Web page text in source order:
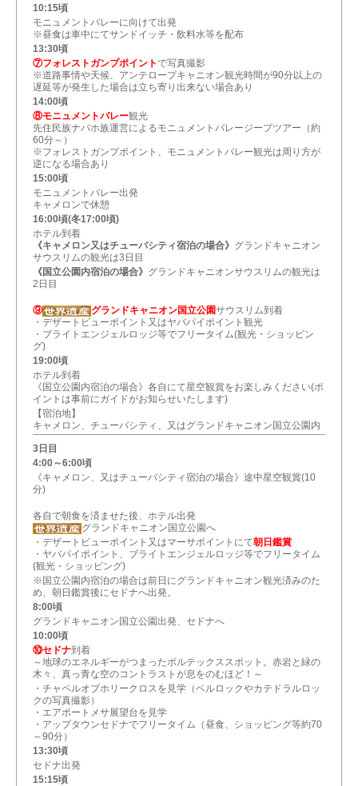
10:15頃
モニュメントバレーに向けて出発
※昼食は車中にてサンドイッチ・飲料水等を配布
13:30頃
⑦フォレストガンプポイントで写真撮影
※道路事情や天候、アンテロープキャニオン観光時間が90分以上の
遅延等が発生した場合は立ち寄り出来ない場合あり
14:00頃
⑧モニュメントバレー観光
先住民族ナバホ族運営によるモニュメントバレージープツアー（約
60分～）
※フォレストガンプポイント、モニュメントバレー観光は周り方が
逆になる場合あり
15:00頃
モニュメントバレー出発
キャメロンで休憩
16:00頃(冬17:00頃)
ホテル到着
《キャメロン又はチューバシティ宿泊の場合》 グランドキャニオン
サウスリムの観光は3日目
《国立公園内宿泊の場合》 グランドキャニオンサウスリムの観光は
2日目
⑨ グランドキャニオン国立公園サウスリム到着
・デザートビューポイント又はヤバパイポイント観光
・ブライトエンジェルロッジ等でフリータイム(観光・ショッピン
グ)
19:00頃
ホテル到着
《国立公園内宿泊の場合》各自にて星空観賞をお楽しみください(ポ
イントは事前にガイドがお知らせいたします)
【宿泊地】
キャメロン、チューバシティ、又はグランドキャニオン国立公園内
3日目
4:00～6:00頃
《キャメロン、又はチューバシティ宿泊の場合》途中星空観賞(10
分)
各自で朝食を済ませた後、ホテル出発
グランドキャニオン国立公園へ
・デザートビューポイント又はマーサポイントにて朝日鑑賞
・ヤバパイポイント、ブライトエンジェルロッジ等でフリータイム
(観光・ショッピング)
※国立公園内宿泊の場合は前日にグランドキャニオン観光済みのた
め、朝日鑑賞後にセドナへ出発。
8:00頃
グランドキャニオン国立公園出発、セドナへ
10:00頃
⑩セドナ到着
～地球のエネルギーがつまったボルテックススポット。赤岩と緑の
木々、真っ青な空のコントラストが息をのむほど！～
・チャペルオブホリークロスを見学（ベルロックやカテドラルロッ
クの写真撮影）
・エアポートメサ展望台を見学
・アップタウンセドナでフリータイム（昼食、ショッピング等約70
～90分）
13:30頃
セドナ出発
15:15頃